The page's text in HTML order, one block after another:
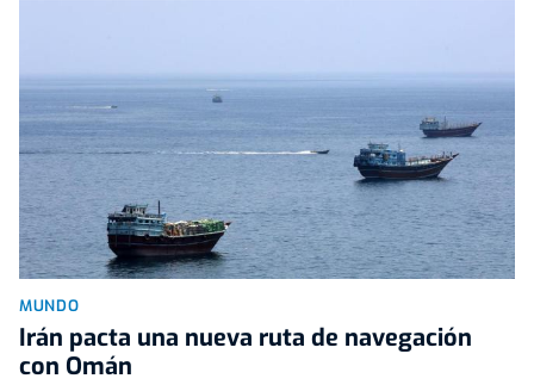
MUNDO
Irán pacta una nueva ruta de navegación
con Omán